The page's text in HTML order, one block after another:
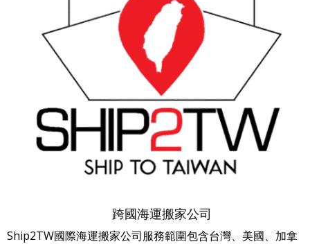
跨國海運搬家公司
Ship2TW國際海運搬家公司服務範圍包含台灣、美國、加拿